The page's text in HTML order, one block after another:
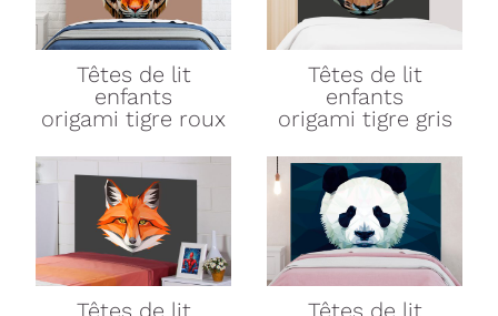
Têtes de lit
enfants
origami tigre roux
Têtes de lit
enfants
origami tigre gris
Têtes de lit
Têtes de lit